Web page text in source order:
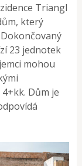
Triangl
který
23 jednotek
mohou
Dům je